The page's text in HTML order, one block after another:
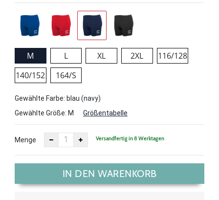
M L XL 2XL
116/128
140/152
164/S
Gewählte Farbe: blau (navy)
Gewählte Größe: M Größentabelle
Menge Versandfertig in 8 Werktagen
IN DEN WARENKORB